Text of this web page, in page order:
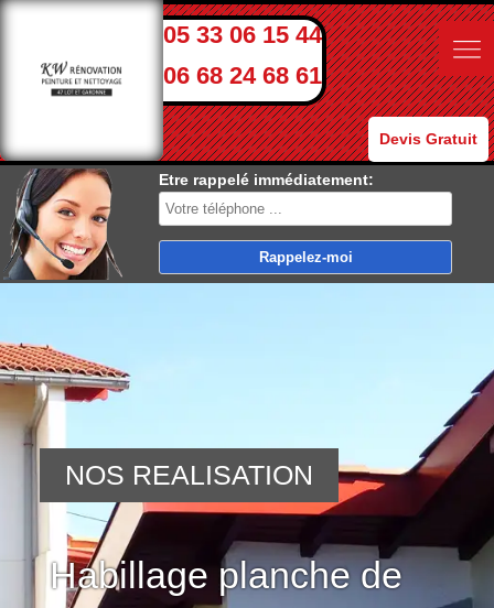
05 33 06 15 44
06 68 24 68 61
Devis Gratuit
Etre rappelé immédiatement:
Habillage planche de
NOS REALISATION